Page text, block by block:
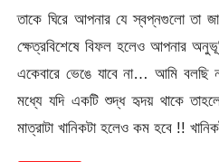
তাকে ঘিরে আপনার যে স্বপ্নগুলো তা
ক্ষেত্রবিশেষে বিফল হলেও আপনার
একেবারে ভেঙে যাবে না… আমি বলছি
মধ্যে যদি একটি শুদ্ধ হৃদয় থাকে
মাত্রাটা খানিকটা হলেও কম হবে !!